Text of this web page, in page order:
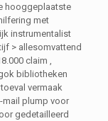
hooggeplaatste
met
instrumentalist
> allesomvattend
claim ,
bibliotheken
vermaak
mail plump voor
gedetailleerd